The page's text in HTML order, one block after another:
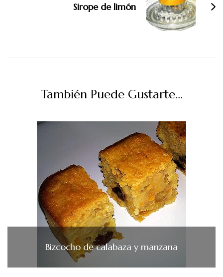
Sirope de limón
También Puede Gustarte...
Bizcocho de calabaza y manzana